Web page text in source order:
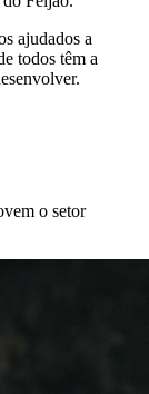
ajudados a
todos têm a
o setor